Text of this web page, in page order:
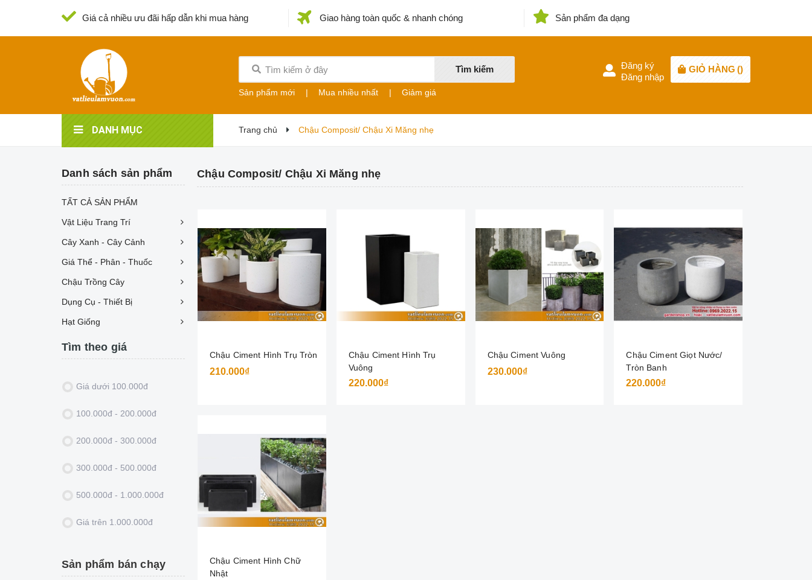
Giá cả nhiều ưu đãi hấp dẫn khi mua hàng Giao hàng toàn quốc & nhanh chóng Sản phẩm đa dạng
Tìm kiếm
Sản phẩm mới | Mua nhiều nhất | Giảm giá
Đăng ký
Đăng nhập
GIỎ HÀNG ()
DANH MỤC Trang chủ Chậu Composit/ Chậu Xi Măng nhẹ
Danh sách sản phẩm
TẤT CẢ SẢN PHẨM
Vật Liệu Trang Trí
Cây Xanh - Cây Cảnh
Giá Thể - Phân - Thuốc
Chậu Trồng Cây
Dụng Cụ - Thiết Bị
Hạt Giống
Tìm theo giá
Giá dưới 100.000đ
100.000đ - 200.000đ
200.000đ - 300.000đ
300.000đ - 500.000đ
500.000đ - 1.000.000đ
Giá trên 1.000.000đ
Sản phẩm bán chạy
Chậu Composit/ Chậu Xi Măng nhẹ
Chậu Ciment Hình Trụ Tròn
210.000₫
Chậu Ciment Hình Trụ
Vuông
220.000₫
Chậu Ciment Vuông
230.000₫
Chậu Ciment Giọt Nước/
Tròn Banh
220.000₫
Chậu Ciment Hình Chữ
Nhật